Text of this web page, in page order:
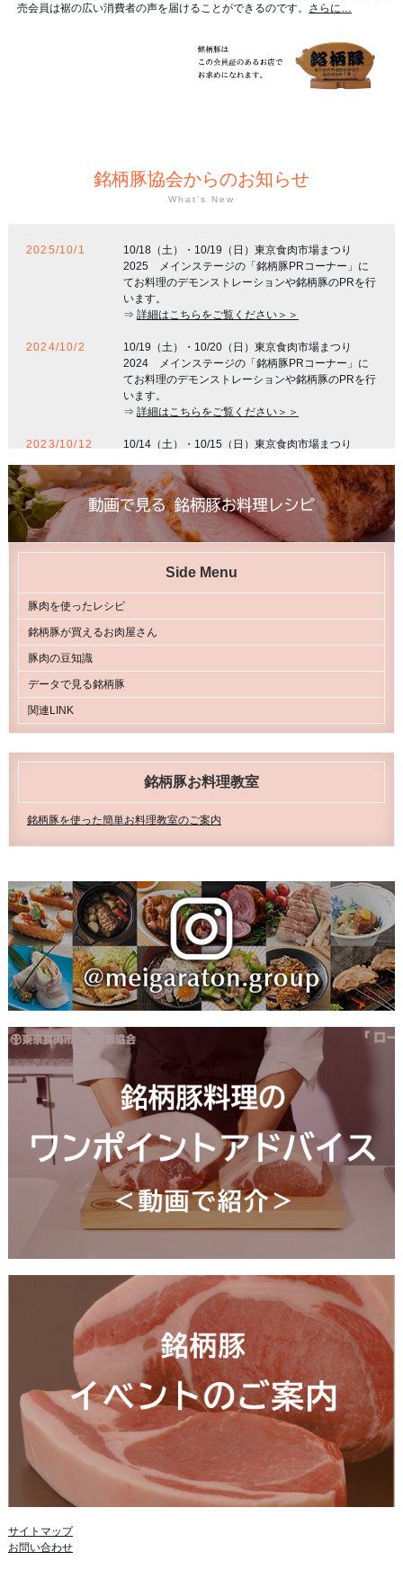
売会員は裾の広い消費者の声を届けることができるのです。 さらに…
銘柄豚協会からのお知らせ
What's New
2025/10/1
10/18（土）・10/19（日）東京食肉市場まつり
2025 メインステージの「銘柄豚PRコーナー」に
てお料理のデモンストレーションや銘柄豚のPRを行
います。
⇒ 詳細はこちらをご覧ください＞＞
2024/10/2
10/19（土）・10/20（日）東京食肉市場まつり
2024 メインステージの「銘柄豚PRコーナー」に
てお料理のデモンストレーションや銘柄豚のPRを行
います。
⇒ 詳細はこちらをご覧ください＞＞
2023/10/12
10/14（土）・10/15（日）東京食肉市場まつり
ー」を開催いたします。
⇒ 詳細はこちらをご覧ください＞＞
2021/1/15
YouTube銘柄豚－MEIGARATON－チャンネルを開
設いたしました。
2020/10/1
2020年10月に予定していた東京食肉市場銘柄豚まつ
り及び東京食肉市場銘柄豚協会枝肉共進会は、新型
コロナウイルス感染拡大の影響で開催を中止いたし
ました。
2019/10/20
2019年10月19日（土）・20日（日）東京食肉市場
銘柄豚まつりを開催し盛況のうちに終了いたしまし
2019/10/1
2019年10月11日に予定していた東京食肉市場銘柄
れた影響で開催を中止いたしました。
2018/10/6
2018年10月5日（金）第36回東京食肉市場銘柄豚協
⇒詳細はこちらをご覧ください＞＞
Side Menu
豚肉を使ったレシピ
銘柄豚が買えるお肉屋さん
豚肉の豆知識
データで見る銘柄豚
関連LINK
銘柄豚お料理教室
銘柄豚を使った簡単お料理教室のご案内
サイトマップ
お問い合わせ